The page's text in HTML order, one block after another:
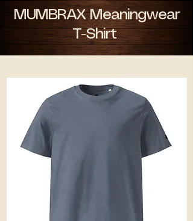
MUMBRAX Meaningwear
T-Shirt